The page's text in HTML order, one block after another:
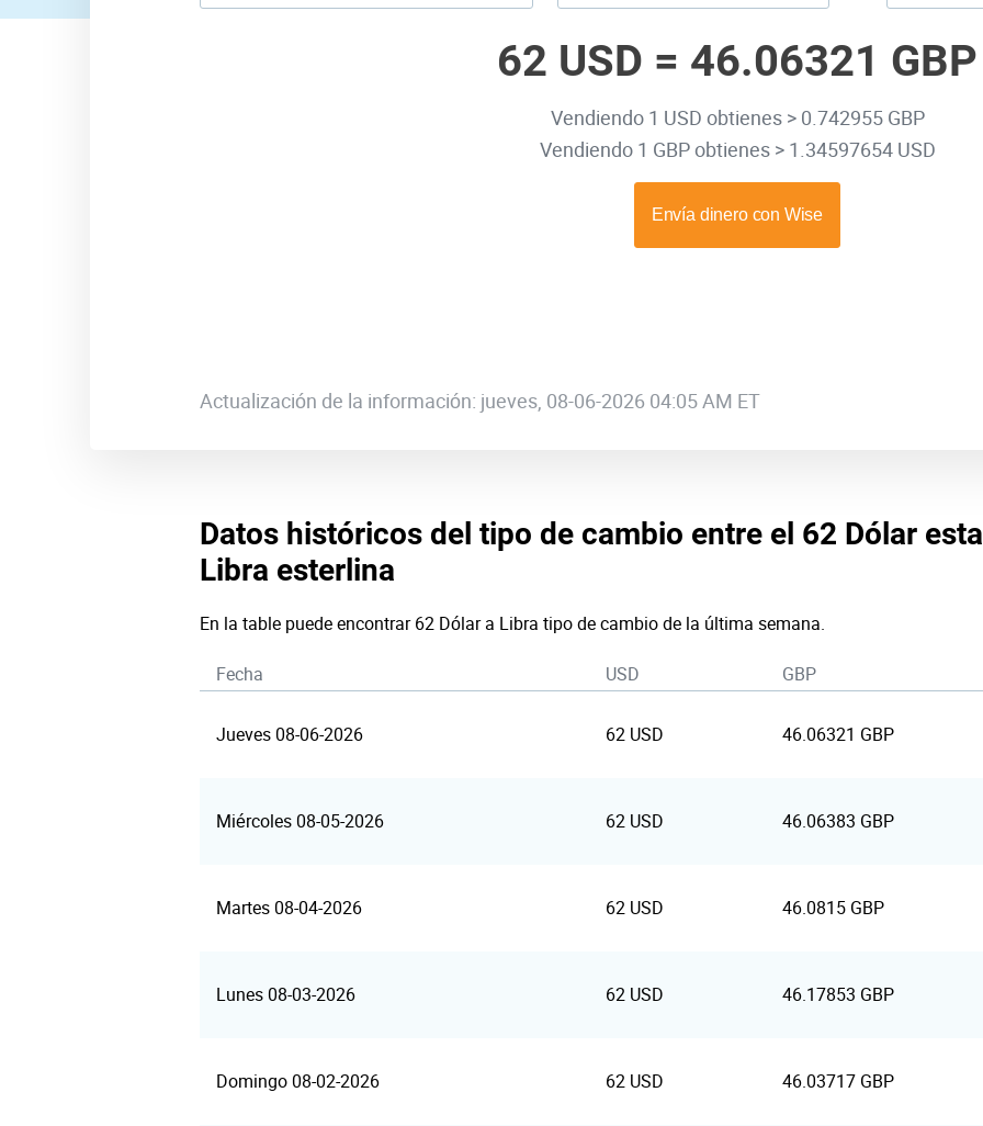
62 USD = 46.06321 GBP
Vendiendo 1 USD obtienes > 0.742955 GBP
Vendiendo 1 GBP obtienes > 1.34597654 USD
Actualización de la información: jueves, 08-06-2026 04:05 AM ET
Datos históricos del tipo de cambio entre el 62 Dólar
Libra esterlina
En la table puede encontrar 62 Dólar a Libra tipo de cambio de la última semana.
Fecha USD GBP
Jueves 08-06-2026 62 USD 46.06321 GBP
Miércoles 08-05-2026 62 USD 46.06383 GBP
Martes 08-04-2026 62 USD 46.0815 GBP
Lunes 08-03-2026 62 USD 46.17853 GBP
Domingo 08-02-2026 62 USD 46.03717 GBP